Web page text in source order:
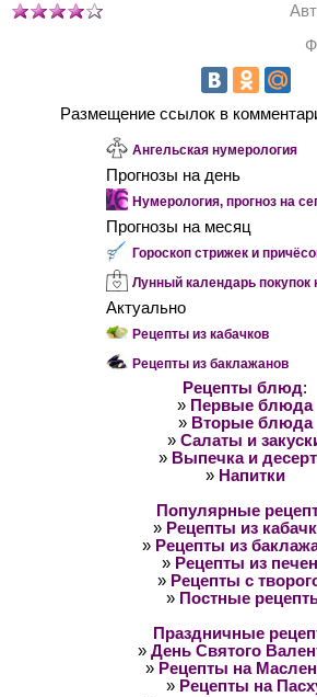
Размещение ссылок в
Ангельская нумерология
Прогнозы на день
Нумерология, прогноз на
Прогнозы на месяц
Гороскоп стрижек и
Лунный календарь покупок
Актуально
Рецепты из кабачков
Рецепты из баклажанов
Рецепты блюд:
» Первые блюда
» Вторые блюда
» Салаты и
» Выпечка и
» Напитки
Популярные
» Рецепты из
» Рецепты из
» Рецепты из
» Рецепты с
» Постные
Праздничные
» День Святого
» Рецепты на
» Рецепты на